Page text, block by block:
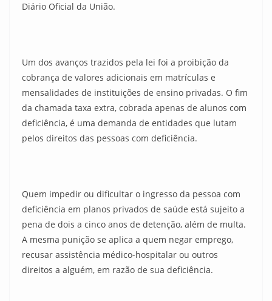
Diário Oficial da União.
Um dos avanços trazidos pela lei foi a proibição da
cobrança de valores adicionais em matrículas e
mensalidades de instituições de ensino privadas. O fim
da chamada taxa extra, cobrada apenas de alunos com
deficiência, é uma demanda de entidades que lutam
pelos direitos das pessoas com deficiência.
Quem impedir ou dificultar o ingresso da pessoa com
deficiência em planos privados de saúde está sujeito a
pena de dois a cinco anos de detenção, além de multa.
A mesma punição se aplica a quem negar emprego,
recusar assistência médico-hospitalar ou outros
direitos a alguém, em razão de sua deficiência.